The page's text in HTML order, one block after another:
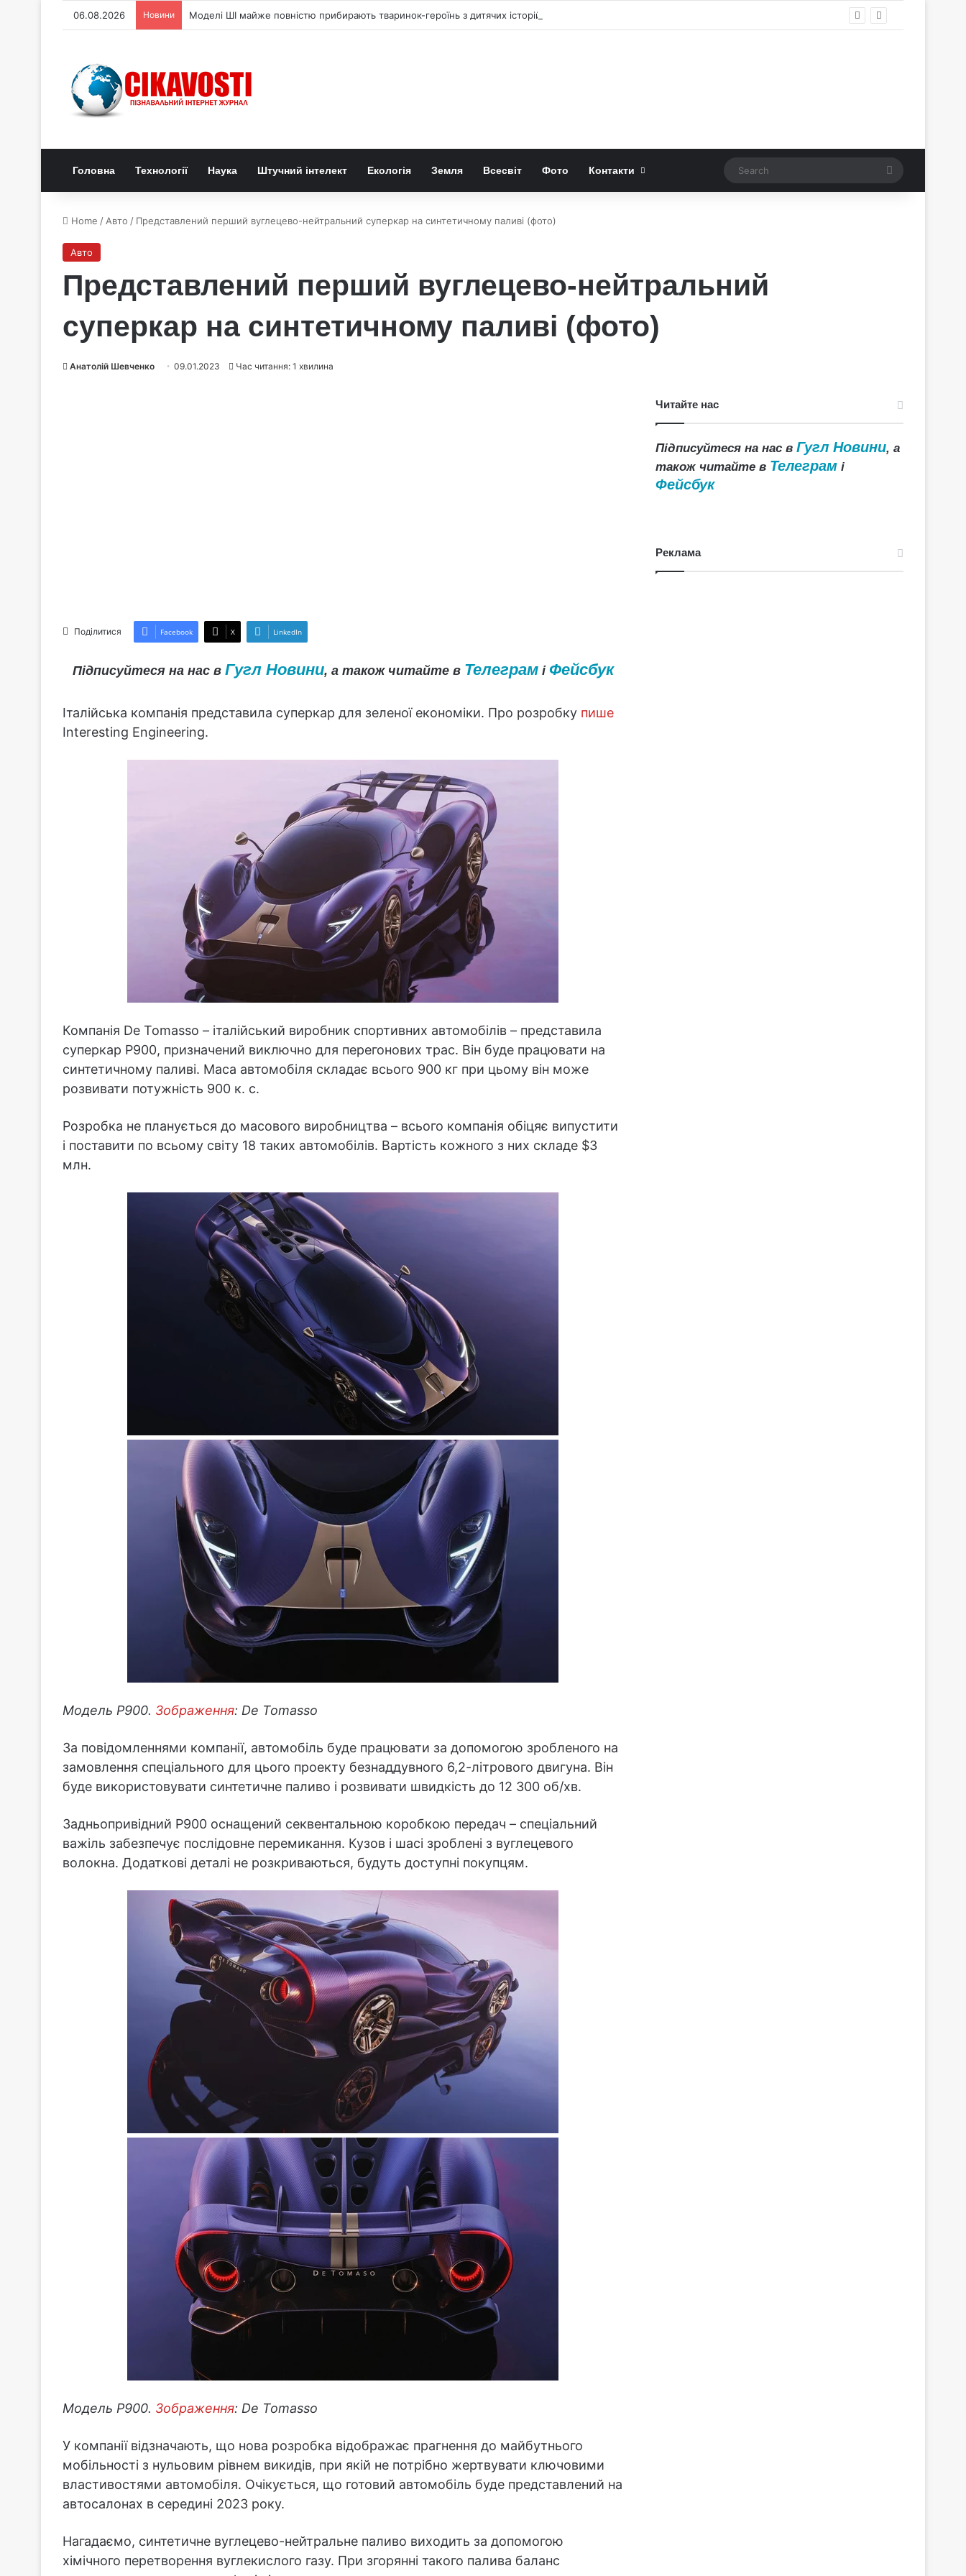
06.08.2026 Новини Моделі ШІ майже повністю прибирають тваринок-героїнь з дитячих історій
Головна Технології Наука Штучний інтелект Екологія Земля Всесвіт Фото Контакти Search
Home / Авто / Представлений перший вуглецево-нейтральний суперкар на синтетичному паливі (фото)
Авто
Представлений перший вуглецево-нейтральний
суперкар на синтетичному паливі (фото)
Анатолій Шевченко 09.01.2023 Час читання: 1 хвилина
Поділитися Facebook X LinkedIn
Підписуйтеся на нас в Гугл Новини, а також читайте в Телеграмі Фейсбук
Італійська компанія представила суперкар для зеленої економіки. Про розробку пише
Interesting Engineering.
Компанія De Tomasso – італійський виробник спортивних автомобілів – представила
суперкар P900, призначений виключно для перегонових трас. Він буде працювати на
синтетичному паливі. Маса автомобіля складає всього 900 кг при цьому він може
розвивати потужність 900 к. с.
Розробка не планується до масового виробництва – всього компанія обіцяє випустити
і поставити по всьому світу 18 таких автомобілів. Вартість кожного з них складе $3
млн.
Модель P900. Зображення: De Tomasso
За повідомленнями компанії, автомобіль буде працювати за допомогою зробленого на
замовлення спеціального для цього проекту безнаддувного 6,2-літрового двигуна. Він
буде використовувати синтетичне паливо і розвивати швидкість до 12 300 об/хв.
Задньопривідний P900 оснащений секвентальною коробкою передач – спеціальний
важіль забезпечує послідовне перемикання. Кузов і шасі зроблені з вуглецевого
волокна. Додаткові деталі не розкриваються, будуть доступні покупцям.
Модель P900. Зображення: De Tomasso
У компанії відзначають, що нова розробка відображає прагнення до майбутнього
мобільності з нульовим рівнем викидів, при якій не потрібно жертвувати ключовими
властивостями автомобіля. Очікується, що готовий автомобіль буде представлений на
автосалонах в середині 2023 року.
Нагадаємо, синтетичне вуглецево-нейтральне паливо виходить за допомогою
хімічного перетворення вуглекислого газу. При згорянні такого палива баланс
Читайте нас
Підписуйтеся на нас вГугл Новини, а
також читайте в Телеграм і
Фейсбук
Реклама